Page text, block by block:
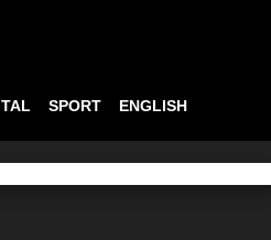
SPORT ENGLISH
ABSPIELEN 24:06